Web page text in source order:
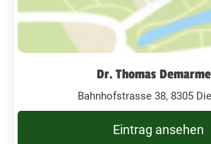
Dr. Thomas
Bahnhofstrasse 38, 8305
Eintrag ansehen